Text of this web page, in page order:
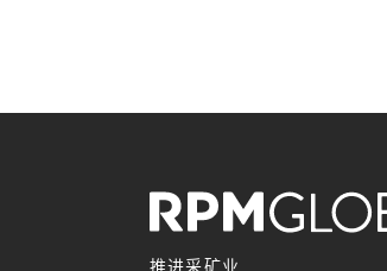
推进采矿业